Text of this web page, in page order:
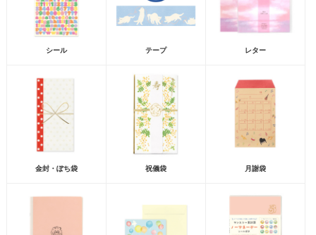
シール テープ レター
金封・ぽち袋 祝儀袋 月謝袋